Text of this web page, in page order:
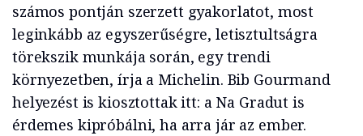
számos pontján szerzett gyakorlatot, most
leginkább az egyszerűségre, letisztultságra
törekszik munkája során, egy trendi
környezetben, írja a Michelin. Bib Gourmand
helyezést is kiosztottak itt: a Na Gradut is
érdemes kipróbálni, ha arra jár az ember.